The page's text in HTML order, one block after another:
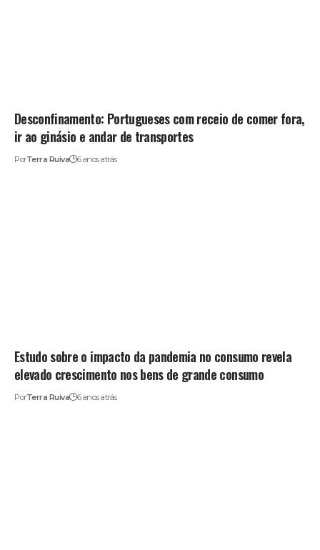
Desconfinamento: Portugueses com receio de comer fora,
ir ao ginásio e andar de transportes
PorTerra Ruiva 6 anos atrás
Estudo sobre o impacto da pandemia no consumo revela
elevado crescimento nos bens de grande consumo
PorTerra Ruiva 6 anos atrás